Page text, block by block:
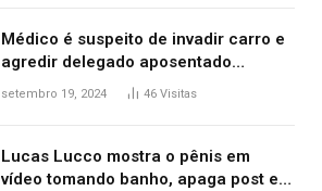
Médico é suspeito de invadir carro e
agredir delegado aposentado
durante confusão no trânsito
setembro 19, 2024 46 Visitas
Lucas Lucco mostra o pênis em
vídeo tomando banho, apaga post e